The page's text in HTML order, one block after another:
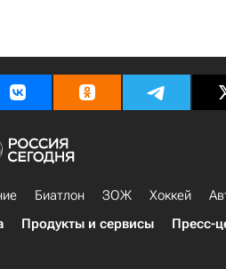
Биатлон ЗОЖ Хоккей
Продукты и сервисы Пресс-